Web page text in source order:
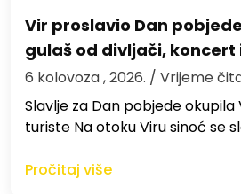
Vir proslavio Dan
gulaš od divljači,
6 kolovoza , 2026. / Vrijeme
Slavlje za Dan pobjede okupila
turiste Na otoku Viru sinoć se
Pročitaj više